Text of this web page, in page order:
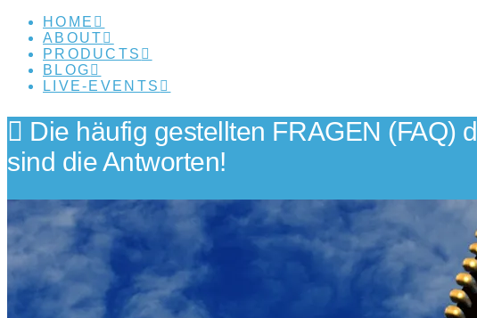
HOME
ABOUT
PRODUCTS
BLOG
LIVE-EVENTS
Die häufig gestellten FRAGEN (FAQ)
sind die Antworten!